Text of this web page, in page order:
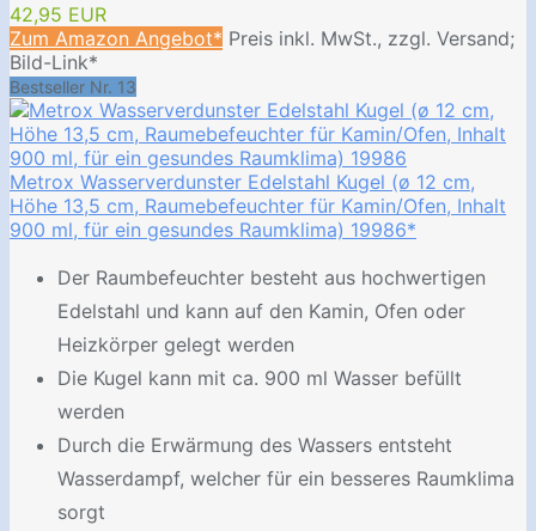
42,95 EUR
Zum Amazon Angebot* Preis inkl. MwSt., zzgl. Versand;
Bild-Link*
Bestseller Nr. 13
Metrox Wasserverdunster Edelstahl Kugel (ø 12 cm,
Höhe 13,5 cm, Raumebefeuchter für Kamin/Ofen, Inhalt
900 ml, für ein gesundes Raumklima) 19986*
Der Raumbefeuchter besteht aus hochwertigen
Edelstahl und kann auf den Kamin, Ofen oder
Heizkörper gelegt werden
Die Kugel kann mit ca. 900 ml Wasser befüllt
werden
Durch die Erwärmung des Wassers entsteht
Wasserdampf, welcher für ein besseres Raumklima
sorgt